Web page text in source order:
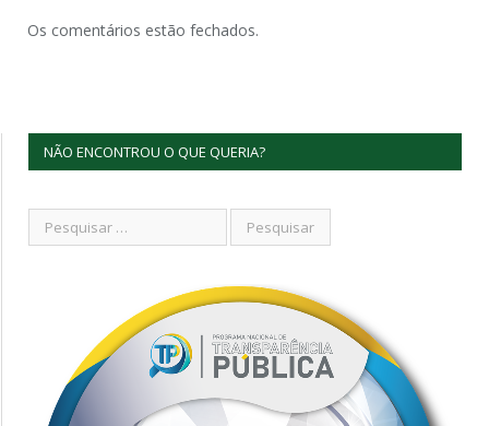
Os comentários estão fechados.
NÃO ENCONTROU O QUE QUERIA?